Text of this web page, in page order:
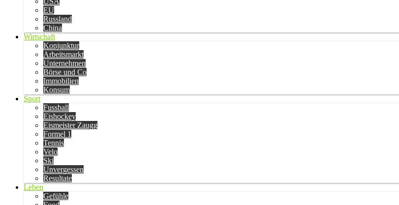
EU
Russland
China
Wirtschaft
Konjunktur
Arbeitsmarkt
Unternehmen
Börse und Co
Immobilien
Konsum
Sport
Fussball
Eishockey
Eismeister Zaugg
Formel 1
Tennis
Velo
Ski
Unvergessen
Resultate
Leben
Gefühle